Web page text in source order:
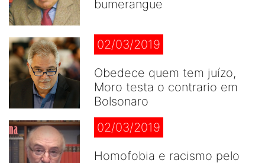
bumerangue
02/03/2019
Obedece quem tem juízo,
Moro testa o contrario em
Bolsonaro
02/03/2019
Homofobia e racismo pelo